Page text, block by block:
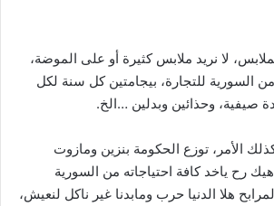
لا نريد ملابس كثيرة أو على الموضة،
السورية للتجارة، بيجامتين كل سنة لكل
صيفية، وحذائين وبدلين …الخ.
الأمر، توزع الحكومة بنزين ومازوت
رح ياخد كافة احتياجاته من السورية
هلا الدنيا حرب ومابدنا غير ناكل لنعيش،